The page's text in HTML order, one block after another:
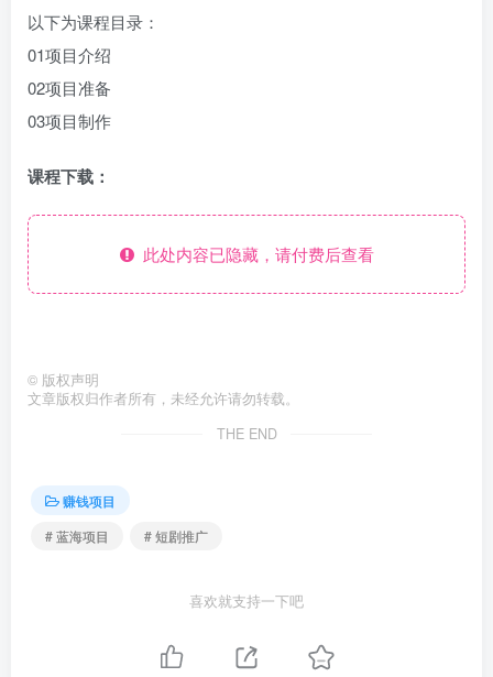
以下为课程目录：
01项目介绍
02项目准备
03项目制作
课程下载：
此处内容已隐藏，请付费后查看
© 版权声明
文章版权归作者所有，未经允许请勿转载。
THE END
赚钱项目
# 蓝海项目
# 短剧推广
喜欢就支持一下吧